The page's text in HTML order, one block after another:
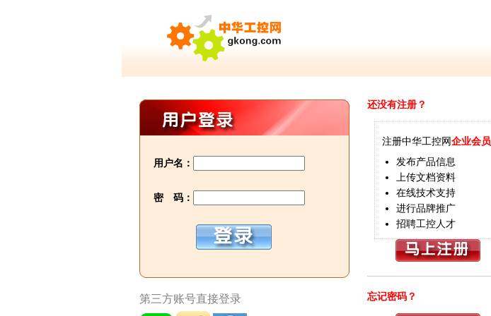
用户名：
密 码：
第三方账号直接登录
还没有注册？
注册中华工控网企业会员
发布产品信息
上传文档资料
在线技术支持
进行品牌推广
招聘工控人才
忘记密码？